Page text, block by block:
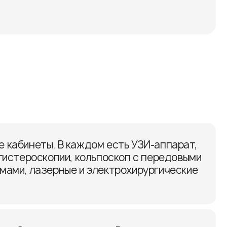
В каждом есть УЗИ-аппарат,
кольпоскоп с передовыми
лазерные и электрохирургические